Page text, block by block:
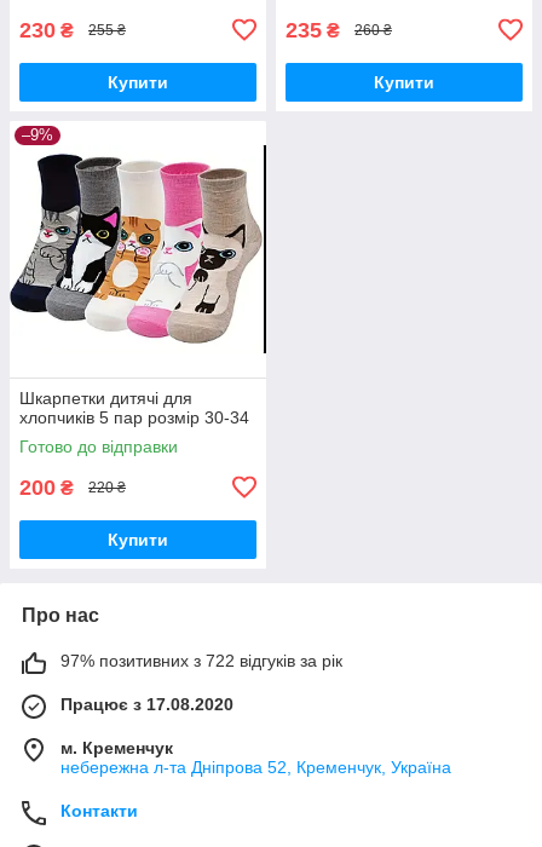
230 ₴ 255 ₴
Купити
235 ₴ 260 ₴
Купити
–9%
Шкарпетки дитячі для
хлопчиків 5 пар розмір 30-34
Готово до відправки
200 ₴ 220 ₴
Купити
Про нас
97% позитивних з 722 відгуків за рік
Працює з 17.08.2020
м. Кременчук
небережна л-та Дніпрова 52, Кременчук, Україна
Контакти